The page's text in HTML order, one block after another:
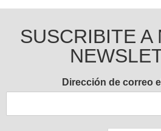
SUSCRIBITE A
Dirección de correo